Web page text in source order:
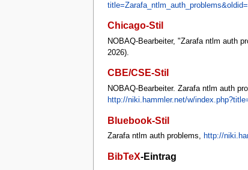
Chicago-Stil
NOBAQ-Bearbeiter, "Zarafa ntlm auth
2026).
CBE/CSE-Stil
NOBAQ-Bearbeiter. Zarafa ntlm auth
http://niki.hammler.net/w/
Bluebook-Stil
Zarafa ntlm auth problems, http://
BibTeX-Eintrag